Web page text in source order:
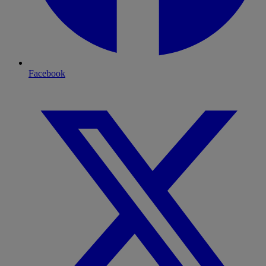
Facebook